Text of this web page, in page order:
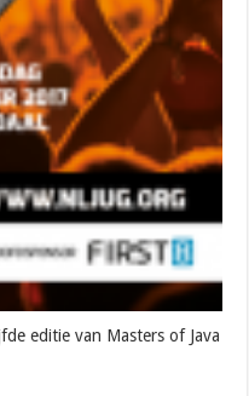
editie van Masters of Java